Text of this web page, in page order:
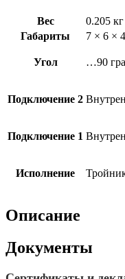
Вес
0.205 кг
Габариты
7 × 6 ×
Угол …90
Подключение 2
Подключение 1
Исполнение
Описание
Документы